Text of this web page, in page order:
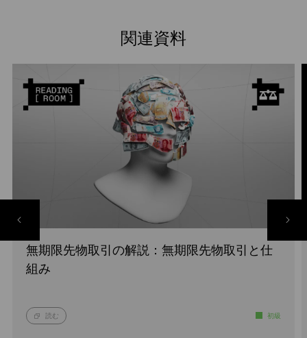
関連資料
無期限先物取引の解説：無期限先物取引と仕
組み
読む 初級